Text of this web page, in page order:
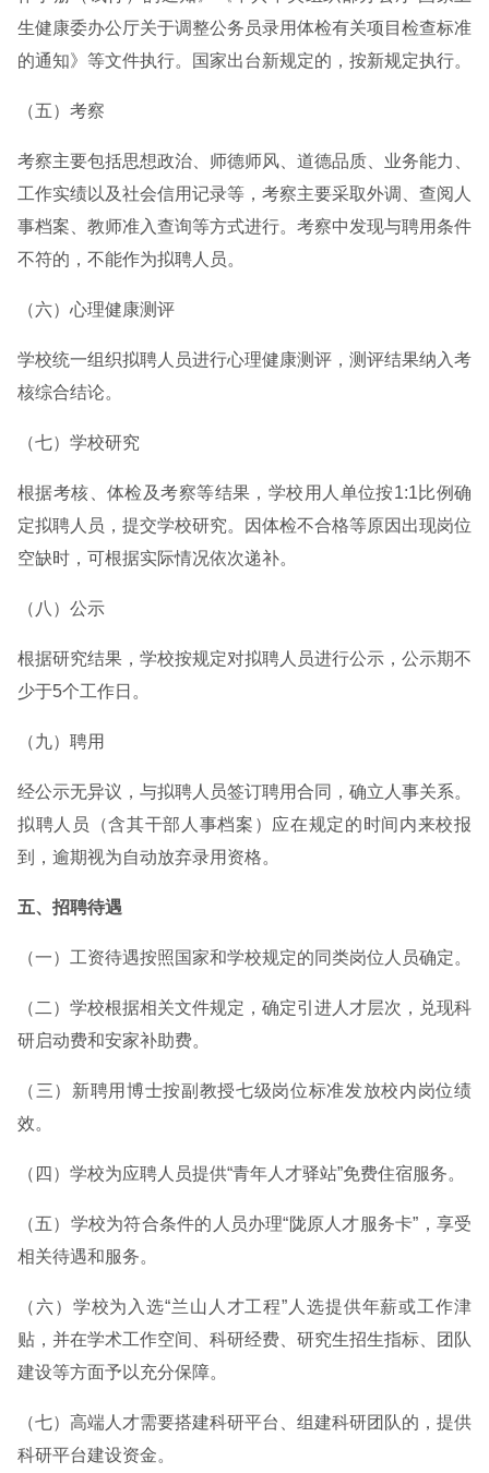
生健康委办公厅关于调整公务员录用体检有关项目检查标准
的通知》等文件执行。国家出台新规定的，按新规定执行。
（五）考察
考察主要包括思想政治、师德师风、道德品质、业务能力、
工作实绩以及社会信用记录等，考察主要采取外调、查阅人
事档案、教师准入查询等方式进行。考察中发现与聘用条件
不符的，不能作为拟聘人员。
（六）心理健康测评
学校统一组织拟聘人员进行心理健康测评，测评结果纳入考
核综合结论。
（七）学校研究
根据考核、体检及考察等结果，学校用人单位按1:1比例确
定拟聘人员，提交学校研究。因体检不合格等原因出现岗位
空缺时，可根据实际情况依次递补。
（八）公示
根据研究结果，学校按规定对拟聘人员进行公示，公示期不
少于5个工作日。
（九）聘用
经公示无异议，与拟聘人员签订聘用合同，确立人事关系。
拟聘人员（含其干部人事档案）应在规定的时间内来校报
到，逾期视为自动放弃录用资格。
五、招聘待遇
（一）工资待遇按照国家和学校规定的同类岗位人员确定。
（二）学校根据相关文件规定，确定引进人才层次，兑现科
研启动费和安家补助费。
（三）新聘用博士按副教授七级岗位标准发放校内岗位绩
效。
（四）学校为应聘人员提供“青年人才驿站”免费住宿服务。
（五）学校为符合条件的人员办理“陇原人才服务卡”，享受
相关待遇和服务。
（六）学校为入选“兰山人才工程”人选提供年薪或工作津
贴，并在学术工作空间、科研经费、研究生招生指标、团队
建设等方面予以充分保障。
（七）高端人才需要搭建科研平台、组建科研团队的，提供
科研平台建设资金。